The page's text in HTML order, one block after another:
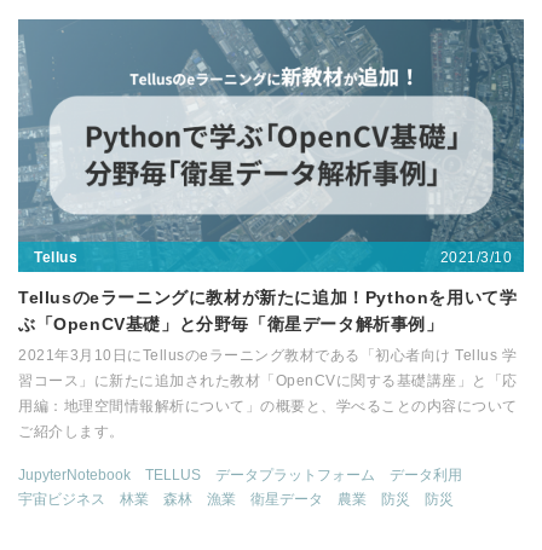
Tellus 2021/3/10
Tellusのeラーニングに教材が新たに追加！Pythonを用いて学
ぶ「OpenCV基礎」と分野毎「衛星データ解析事例」
2021年3月10日にTellusのeラーニング教材である「初心者向け Tellus 学
習コース」に新たに追加された教材「OpenCVに関する基礎講座」と「応
用編：地理空間情報解析について」の概要と、学べることの内容について
ご紹介します。
JupyterNotebook TELLUS データプラットフォーム
データ利用
宇宙ビジネス
林業 森林 漁業 衛星データ 農業 防災 防災